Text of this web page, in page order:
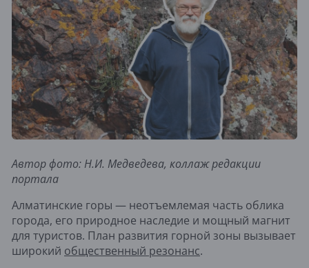
Автор фото: Н.И. Медведева, коллаж редакции
портала
Алматинские горы — неотъемлемая часть облика
города, его природное наследие и мощный магнит
для туристов. План развития горной зоны вызывает
широкий общественный резонанс.